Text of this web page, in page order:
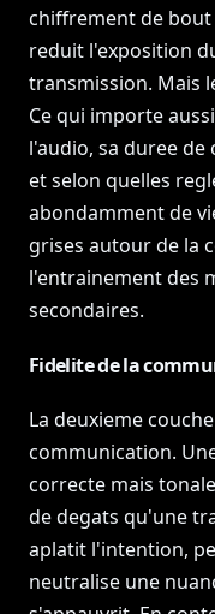
chiffrement de
reduit l'exposition
transmission. Mais
Ce qui importe
l'audio, sa duree
et selon quelles
abondamment de
grises autour de la
l'entrainement des
secondaires.
Fidelite de la
La deuxieme
communication.
correcte mais
de degats qu'une
aplatit l'intention,
neutralise une